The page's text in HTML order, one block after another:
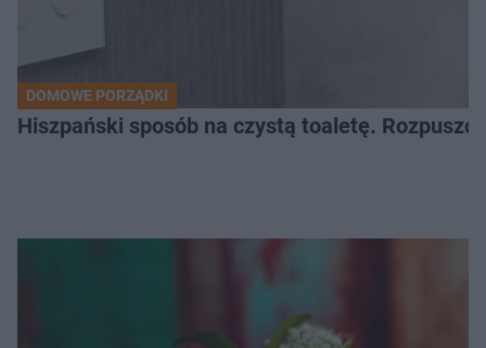
DOMOWE PORZĄDKI
Hiszpański sposób na czystą toaletę.